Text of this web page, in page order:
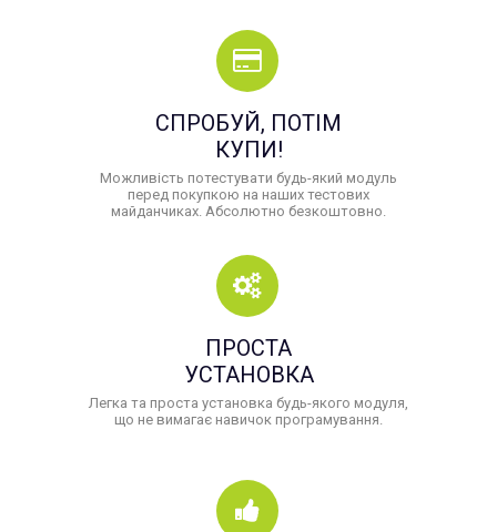
СПРОБУЙ, ПОТІМ
КУПИ!
Можливість потестувати будь-який модуль
перед покупкою на наших тестових
майданчиках. Абсолютно безкоштовно.
ПРОСТА
УСТАНОВКА
Легка та проста установка будь-якого модуля,
що не вимагає навичок програмування.